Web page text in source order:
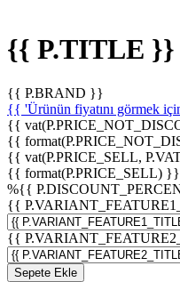
{{ P.TITLE }}
{{ P.BRAND }}
{{ 'Ürünün fiyatını görmek
{{
{{
{{ vat(P.PRICE_SELL,
{{ format(P.PRICE_SELL) }}
%{{
{{
{{
Sepete Ekle